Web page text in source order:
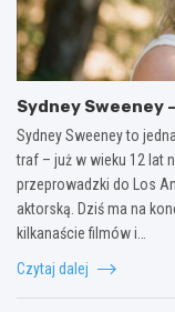
Sydney Sweeney
Sydney Sweeney to
traf – już w wieku 12 lat
przeprowadzki do Los
aktorską. Dziś ma na
kilkanaście filmów i…
Czytaj dalej